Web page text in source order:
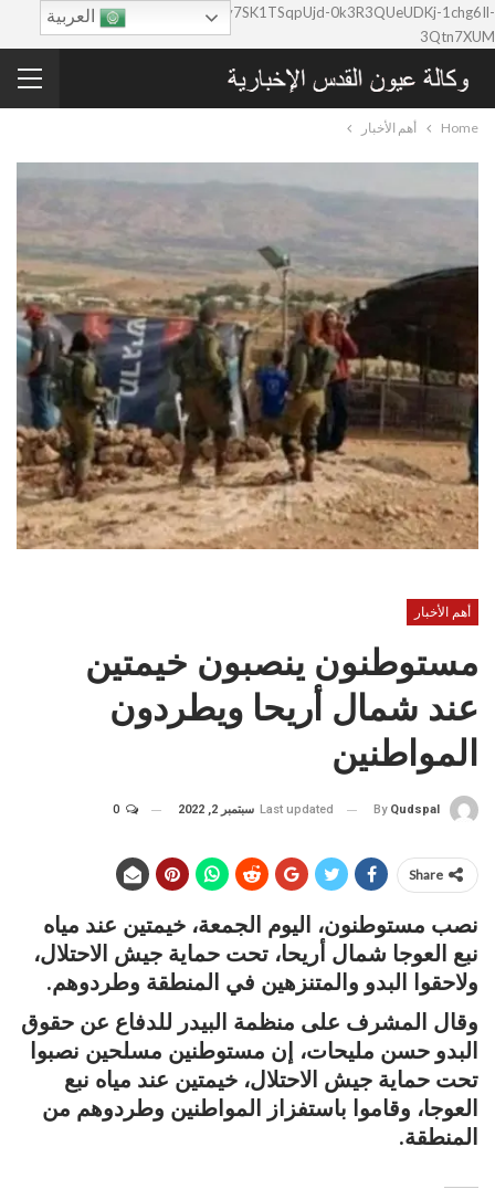
google-site-verification=0y7SK1TSqpUjd-0k3R3QUeUDKj-1chg6Il-
3Qtn7XUM
Home أهم الأخبار
أهم الأخبار
مستوطنون ينصبون خيمتين
عند شمال أريحا ويطردون
المواطنين
By Qudspal
Last updated سبتمبر 2, 2022
Share
نصب مستوطنون، اليوم الجمعة، خيمتين عند مياه
نبع العوجا شمال أريحا، تحت حماية جيش الاحتلال،
ولاحقوا البدو والمتنزهين في المنطقة وطردوهم.
وقال المشرف على منظمة البيدر للدفاع عن حقوق
البدو حسن مليحات، إن مستوطنين مسلحين نصبوا
تحت حماية جيش الاحتلال، خيمتين عند مياه نبع
العوجا، وقاموا باستفزاز المواطنين وطردوهم من
المنطقة.
العربية